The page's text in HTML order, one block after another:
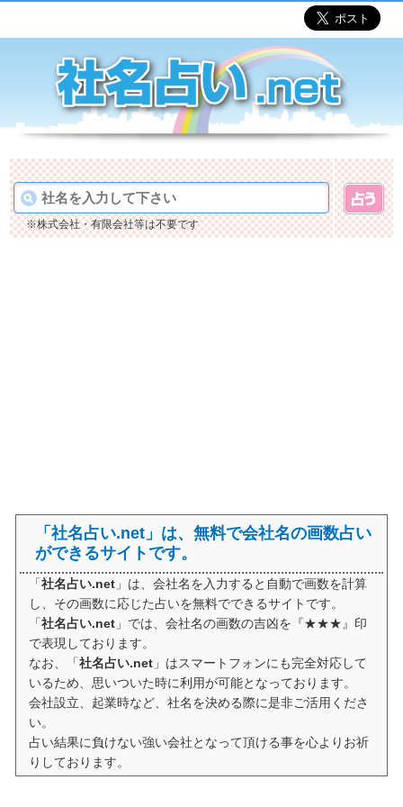
※株式会社・有限会社等は不要です
「社名占い.net」は、無料で会社名の画数占い
ができるサイトです。
「社名占い.net 」は、会社名を入力すると自動で画数を計算
し、その画数に応じた占いを無料でできるサイトです。
「社名占い.net 」では、会社名の画数の吉凶を『★★★』印
で表現しております。
なお、「社名占い.net 」はスマートフォンにも完全対応して
いるため、思いついた時に利用が可能となっております。
会社設立、起業時など、社名を決める際に是非ご活用くださ
い。
占い結果に負けない強い会社となって頂ける事を心よりお祈
りしております。